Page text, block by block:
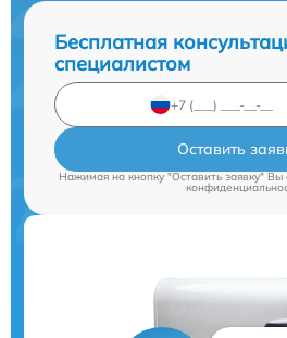
Бесплатная
специалистом
Оставить
Нажимая на кнопку "Оставить заявку" Вы